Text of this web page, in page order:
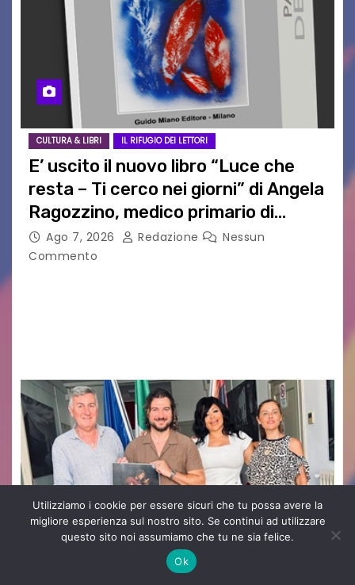
CULTURA & LIBRI IL RIFUGIO DEI LETTORI
E’ uscito il nuovo libro “Luce che
resta – Ti cerco nei giorni” di Angela
Ragozzino, medico primario di
Capua
Ago 7, 2026 Redazione
Nessun
Commento
Utilizziamo i cookie per essere sicuri che tu possa avere la
migliore esperienza sul nostro sito. Se continui ad utilizzare
questo sito noi assumiamo che tu ne sia felice.
Ok